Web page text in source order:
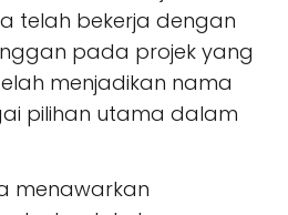
telah bekerja dengan
pada projek yang
menjadikan nama
pilihan utama dalam
menawarkan